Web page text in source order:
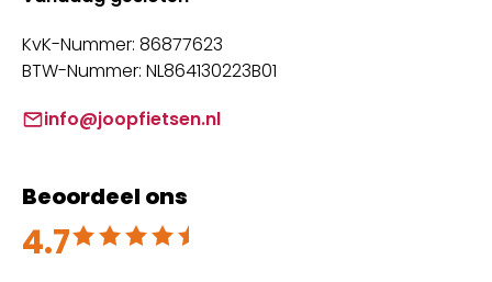
KvK-Nummer: 86877623
BTW-Nummer: NL864130223B01
info@joopfietsen.nl
Beoordeel ons
4.7
Beoordeeld met 4.7 uit 5